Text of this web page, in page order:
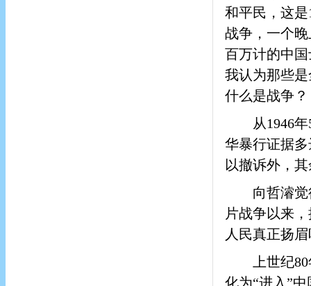
和平民，这
战争，一个
百万计的中
我认为那些
什么是战争？
从1946
华暴行证据
以撤诉外，
向哲濬
片战争以来
人民真正扬
上世纪
化为“进入”